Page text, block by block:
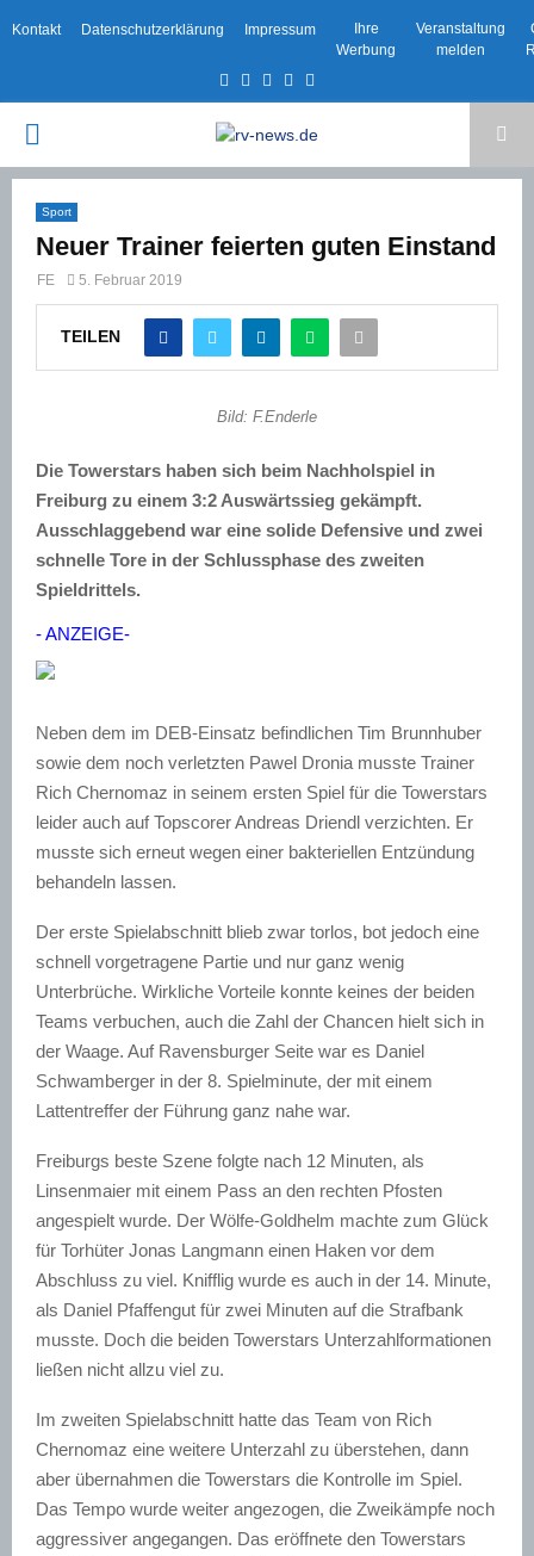
Kontakt Datenschutzerklärung Impressum
Ihre
Werbung
Veranstaltung
melden
Facebook
TwitterInstagram
Email
PRIMARY
MENU
Sport
Neuer Trainer feierten guten Einstand
FE 5. Februar 2019
TEILEN
Bild: F.Enderle
Die Towerstars haben sich beim Nachholspiel in
Freiburg zu einem 3:2 Auswärtssieg gekämpft.
Ausschlaggebend war eine solide Defensive und zwei
schnelle Tore in der Schlussphase des zweiten
Spieldrittels.
- ANZEIGE-
Neben dem im DEB-Einsatz befindlichen Tim Brunnhuber
sowie dem noch verletzten Pawel Dronia musste Trainer
Rich Chernomaz in seinem ersten Spiel für die Towerstars
leider auch auf Topscorer Andreas Driendl verzichten. Er
musste sich erneut wegen einer bakteriellen Entzündung
behandeln lassen.
Der erste Spielabschnitt blieb zwar torlos, bot jedoch eine
schnell vorgetragene Partie und nur ganz wenig
Unterbrüche. Wirkliche Vorteile konnte keines der beiden
Teams verbuchen, auch die Zahl der Chancen hielt sich in
der Waage. Auf Ravensburger Seite war es Daniel
Schwamberger in der 8. Spielminute, der mit einem
Lattentreffer der Führung ganz nahe war.
Freiburgs beste Szene folgte nach 12 Minuten, als
Linsenmaier mit einem Pass an den rechten Pfosten
angespielt wurde. Der Wölfe-Goldhelm machte zum Glück
für Torhüter Jonas Langmann einen Haken vor dem
Abschluss zu viel. Knifflig wurde es auch in der 14. Minute,
als Daniel Pfaffengut für zwei Minuten auf die Strafbank
musste. Doch die beiden Towerstars Unterzahlformationen
ließen nicht allzu viel zu.
Im zweiten Spielabschnitt hatte das Team von Rich
Chernomaz eine weitere Unterzahl zu überstehen, dann
aber übernahmen die Towerstars die Kontrolle im Spiel.
Das Tempo wurde weiter angezogen, die Zweikämpfe noch
aggressiver angegangen. Das eröffnete den Towerstars